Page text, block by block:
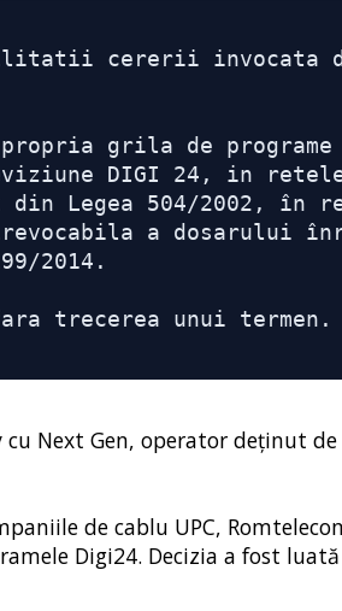
cererii invocata
grila de
DIGI 24, in
Legea 504/2002, în
a dosarului
2014.
trecerea unui
cu Next Gen, operator deținut
de cablu UPC,
Digi24. Decizia a fost